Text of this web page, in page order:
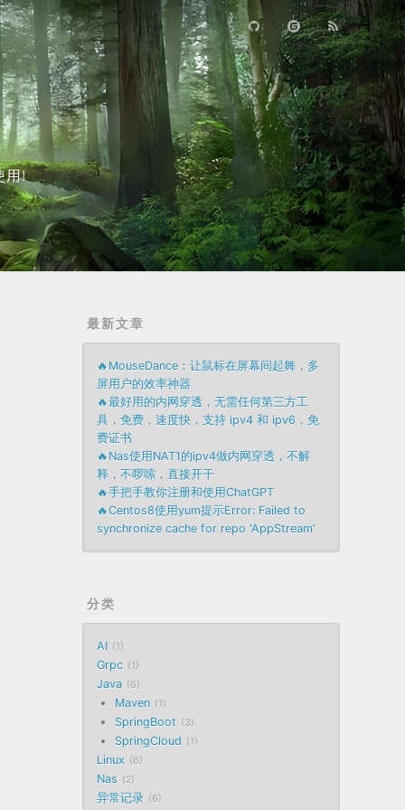
用!
最新文章
🔥MouseDance：让鼠标在屏幕间起舞，多
屏用户的效率神器
🔥最好用的内网穿透，无需任何第三方工
具，免费，速度快，支持 ipv4 和 ipv6，免
费证书
🔥Nas使用NAT1的ipv4做内网穿透，不解
释，不啰嗦，直接开干
🔥手把手教你注册和使用ChatGPT
🔥Centos8使用yum提示Error: Failed to
synchronize cache for repo 'AppStream'
分类
AI 1
Grpc 1
Java 6
Maven 1
SpringBoot 3
SpringCloud 1
Linux 6
Nas 2
异常记录 6